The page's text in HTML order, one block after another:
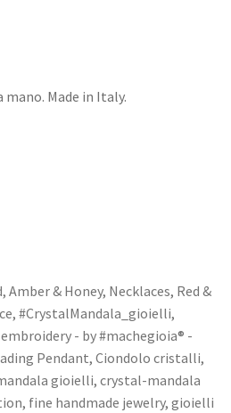
mano. Made in Italy.
Amber & Honey, Necklaces, Red &
, #CrystalMandala_gioielli,
- by #machegioia® -
Pendant, Ciondolo cristalli,
gioielli, crystal-mandala
, fine handmade jewelry, gioielli